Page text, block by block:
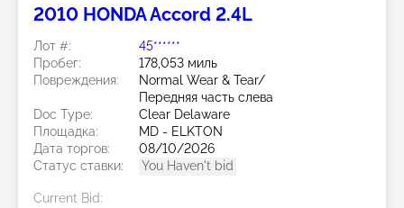
2010 HONDA Accord 2.4L
Лот #:
45******
Пробег:
178,053 миль
Повреждения:
Normal Wear & Tear/
Передняя часть слева
Doc Type:
Clear Delaware
Площадка:
MD - ELKTON
Дата торгов:
08/10/2026
Статус ставки:
You Haven't bid
Current Bid: